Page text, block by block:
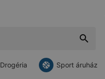
Sport áruház